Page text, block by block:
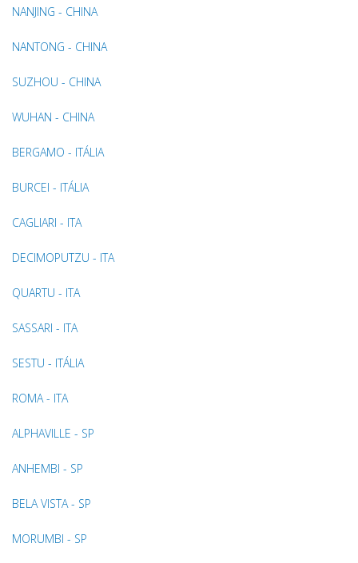
NANJING - CHINA
NANTONG - CHINA
SUZHOU - CHINA
WUHAN - CHINA
BERGAMO - ITÁLIA
BURCEI - ITÁLIA
CAGLIARI - ITA
DECIMOPUTZU - ITA
QUARTU - ITA
SASSARI - ITA
SESTU - ITÁLIA
ROMA - ITA
ALPHAVILLE - SP
ANHEMBI - SP
BELA VISTA - SP
MORUMBI - SP